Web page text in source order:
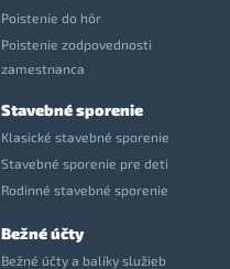
Poistenie do hôr
Poistenie zodpovednosti
zamestnanca
Stavebné sporenie
Klasické stavebné sporenie
Stavebné sporenie pre deti
Rodinné stavebné sporenie
Bežné účty
Bežné účty a balíky služieb